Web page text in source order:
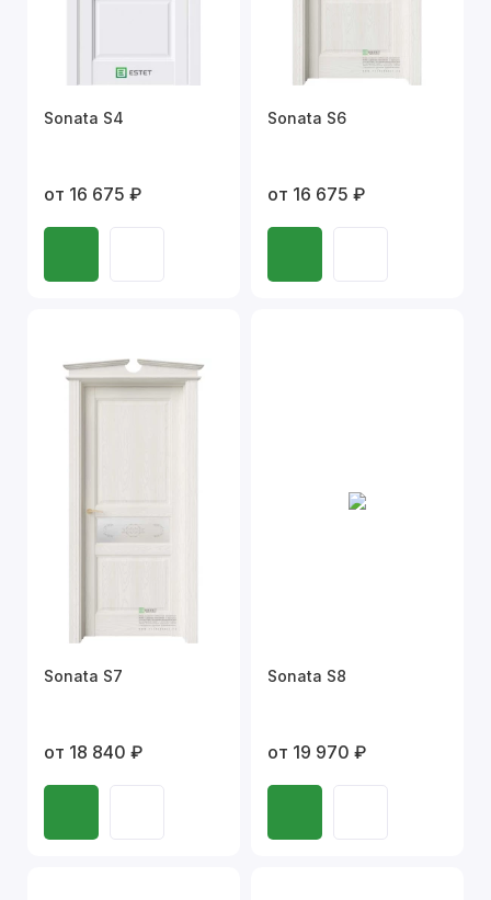
Sonata S4
от 16 675 ₽
Sonata S6
от 16 675 ₽
Sonata S7
от 18 840 ₽
Sonata S8
от 19 970 ₽